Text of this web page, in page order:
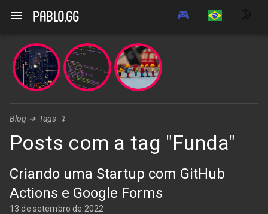
pablo.gg 🎮 🌛
Blog ➔ Tags ↴
Posts com a tag "Funda"
Criando uma Startup com GitHub
Actions e Google Forms
13 de setembro de 2022